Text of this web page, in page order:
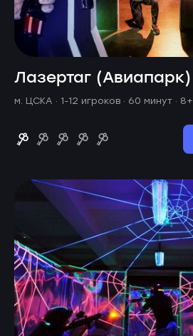
Лазертаг (Авиапарк)
м. ЦСКА · 1-12 игроков · 60 минут · 8+